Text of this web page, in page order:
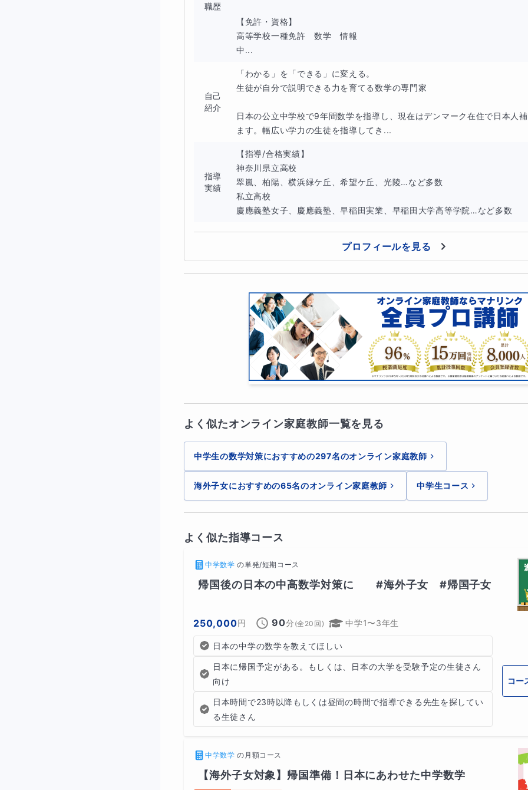
多くの生徒が「授業では分かるのに、テストでは解けない」という悩みを抱えて
これは“理解したつもり”で終わってしまい、
いるためです。
📗このコースが提供するもの
“説明できる数学”オンライン90は、ラーニングピラミッドの最上位「自分でやる
60分は生徒主体の自力学習、最後の30分で私に説明し、理解を定着させます。
主体的学習力を育て、数学の本質理解を深めるための講座です。
📗どうやって学力が伸びるのか
生徒はまず自分で調べ、考え、解き、説明を準備します。
その後のオンライン面談で、自らの言葉で解法を伝えます。
私は公立中で9年間、デンマーク補習校での指導経験から、誤解・思考の抜けを
な軌道修正をします。
これにより、“わかったつもり”を“本当にできる”へ変える学びが実現します。
📗受講後はどう変わるか
生徒は公式を覚えるだけではなく、 「なぜそうなるのかを説明できる数学力」を
これは入試・定期テスト・中高一貫校の先取り学習にも役立つ、一生ものの学習
自ら学び、自ら説明し、自ら理解を深める経験を積むことで、数学への自信と主
す。
📘授業の流れ（90分）
🟦 STEP1：自力学習（60分）
指定プリントや問題に自分で取り組む
必要な情報や公式を自分で調べる
「どう説明するか」を考える
質問や疑問をメモ
目的：自分の頭で“わかる”に到達する時間を作る
生徒が自分の言葉で解法を説明
職歴
【免許・資格】
高等学校一種免許　数学　情報
中...
自己
紹介
「わかる」を「できる」に変える。
生徒が自分で説明できる力を育てる数学の専門家
日本の公立中学校で9年間数学を指導し、現在はデンマーク在住で日本人
ます。幅広い学力の生徒を指導してき...
指導
実績
【指導/合格実績】
神奈川県立高校
翠嵐、柏陽、横浜緑ケ丘、希望ケ丘、光陵…など多数
私立高校
慶應義塾女子、慶應義塾、早稲田実業、早稲田大学高等学院…など多数
プロフィールを見る
よく似たオンライン家庭教師一覧を見る
中学生の数学対策におすすめの297名のオンライン家庭教師
海外子女におすすめの65名のオンライン家庭教師 中学生コース
よく似た指導コース
中学数学 の単発/短期コース
帰国後の日本の中高数学対策に　　#海外子女　#帰国子女
250,000円 90分 (全 20 回) 中学1〜3年生
日本の中学の数学を教えてほしい
日本に帰国予定がある。もしくは、日本の大学を受験予定の生徒さん
向け
日本時間で23時以降もしくは昼間の時間で指導できる先生を探してい
る生徒さん
コー
中学数学 の 月額コース
【海外子女対象】帰国準備！日本にあわせた中学数学